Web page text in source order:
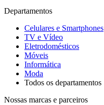
Departamentos
Celulares e Smartphones
TV e Vídeo
Eletrodomésticos
Móveis
Informática
Moda
Todos os departamentos
Nossas marcas e parceiros